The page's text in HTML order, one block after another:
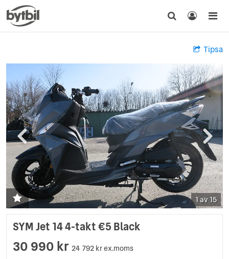
Tipsa
1 av 15
SYM Jet 14 4-takt €5 Black
30 990 kr 24 792 kr ex.moms